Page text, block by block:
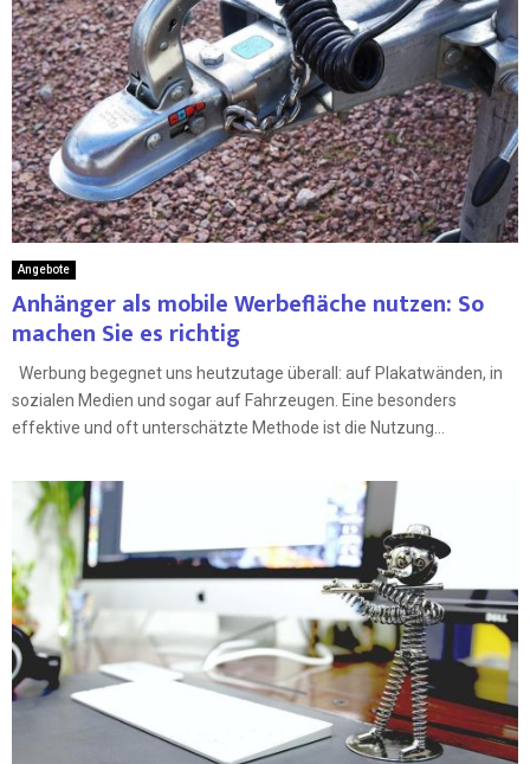
Angebote
Anhänger als mobile Werbefläche nutzen: So
machen Sie es richtig
Werbung begegnet uns heutzutage überall: auf Plakatwänden, in
sozialen Medien und sogar auf Fahrzeugen. Eine besonders
effektive und oft unterschätzte Methode ist die Nutzung...